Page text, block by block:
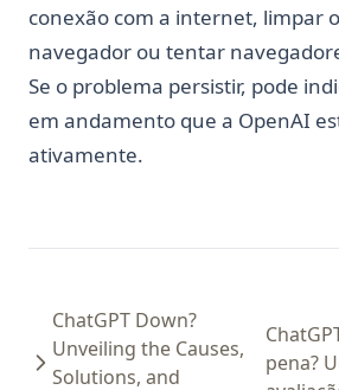
conexão com a internet, limpar
navegador ou tentar
Se o problema persistir, pode
em andamento que a OpenAI
ativamente.
ChatGPT Down?
Unveiling the Causes,
Solutions, and
pena?